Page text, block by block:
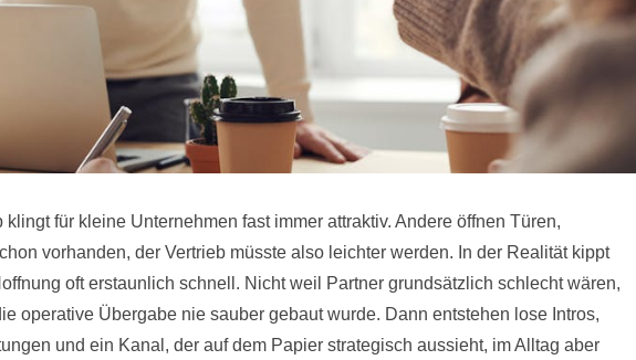
klingt für kleine Unternehmen fast immer attraktiv. Andere öffnen Türen,
vorhanden, der Vertrieb müsste also leichter werden. In der Realität kippt
oft erstaunlich schnell. Nicht weil Partner grundsätzlich schlecht wären,
operative Übergabe nie sauber gebaut wurde. Dann entstehen lose Intros,
und ein Kanal, der auf dem Papier strategisch aussieht, im Alltag aber